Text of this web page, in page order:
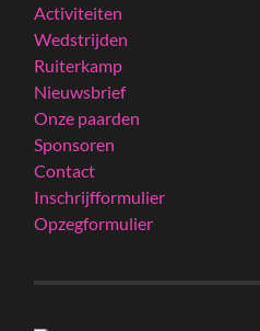
Activiteiten
Wedstrijden
Ruiterkamp
Nieuwsbrief
Onze paarden
Sponsoren
Contact
Inschrijfformulier
Opzegformulier